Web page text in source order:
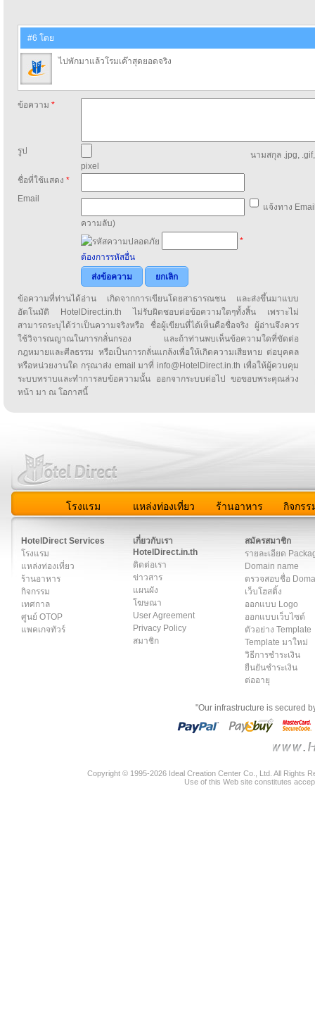
#6 โดย
ไปพักมาแล้วโรมเค๊าสุดยอดจริง
ข้อความ *
รูป
นามสกุล .jpg,
pixel
ชื่อที่ใช้แสดง *
Email
แจ้งทาง
ความลับ)
*
ต้องการรหัสอื่น
ส่งข้อความ
ยกเลิก
ข้อความที่ท่านได้อ่าน เกิดจากการเขียนโดยสาธารณชน และส่งขึ้นมาแบบ
อัตโนมัติ HotelDirect.in.th ไม่รับผิดชอบต่อข้อความใดๆทั้งสิ้น เพราะไม่
สามารถระบุได้ว่าเป็นความจริงหรือ ชื่อผู้เขียนที่ได้เห็นคือชื่อจริง ผู้อ่านจึงควร
ใช้วิจารณญาณในการกลั่นกรอง และถ้าท่านพบเห็นข้อความใดที่ขัดต่อ
กฎหมายและศีลธรรม หรือเป็นการกลั่นแกล้งเพื่อให้เกิดความเสียหาย ต่อบุคคล
หรือหน่วยงานใด กรุณาส่ง email มาที่ info@HotelDirect.in.th เพื่อให้ผู้ควบคุม
ระบบทราบและทำการลบข้อความนั้น ออกจากระบบต่อไป ขอขอบพระคุณล่วง
หน้า มา ณ โอกาสนี้
โรงแรม แหล่งท่องเที่ยว ร้านอาหาร กิจกรร
HotelDirect Services
โรงแรม
แหล่งท่องเที่ยว
ร้านอาหาร
กิจกรรม
เทศกาล
ศูนย์ OTOP
แพคเกจทัวร์
เกี่ยวกับเรา
HotelDirect.in.th
ติดต่อเรา
ข่าวสาร
แผนผัง
โฆษณา
User Agreement
Privacy Policy
สมาชิก
สมัครสมาชิก
รายละเอียด
Domain name
ตรวจสอบชื่อ
เว็บโฮสติ้ง
ออกแบบ Logo
ออกแบบเว็บไซต์
ตัวอย่าง Template
Template มาใหม่
วิธีการชำระเงิน
ยืนยันชำระเงิน
ต่ออายุ
"Our infrastructure is secured
Copyright © 1995-2026 Ideal Creation Center Co., Ltd. All Rights
Use of this Web site constitutes